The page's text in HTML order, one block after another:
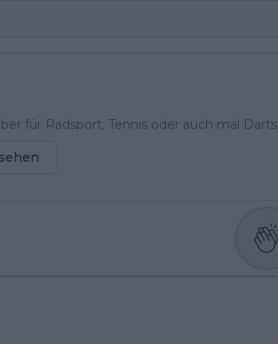
für Radsport, Tennis oder auch mal Darts.